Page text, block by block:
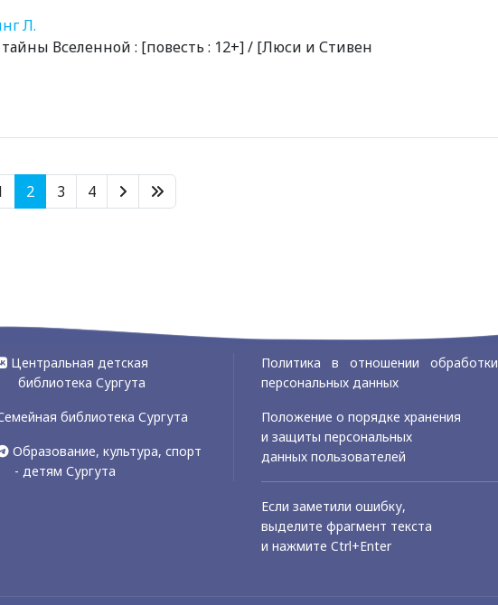
Л.
Вселенной : [повесть : 12+] / [Люси и Стивен
2 3 4
Центральная детская
библиотека Сургута
библиотека Сургута
Образование, культура, спорт
- детям Сургута
Политика в отношении обработки
персональных данных
Положение о порядке хранения
и защиты персональных
данных пользователей
Если заметили ошибку,
выделите фрагмент текста
и нажмите Ctrl+Enter